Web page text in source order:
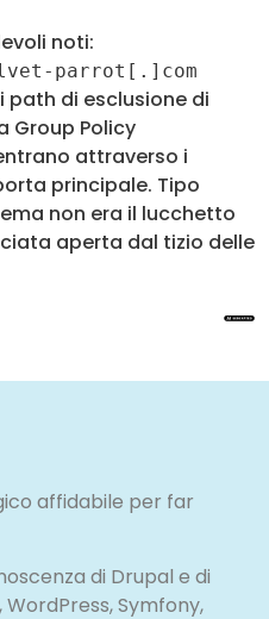
noti:
parrot[.]com
path di esclusione di
Group Policy
attraverso i
principale. Tipo
non era il lucchetto
aperta dal tizio delle
affidabile per far
di Drupal e di
Symfony,